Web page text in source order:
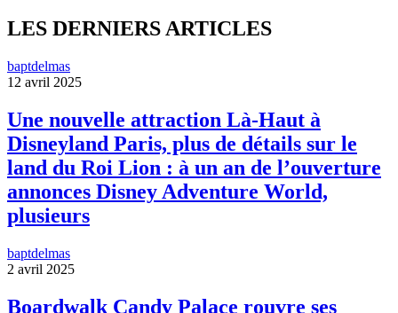
LES DERNIERS ARTICLES
baptdelmas
12 avril 2025
Une nouvelle attraction Là-Haut à
Disneyland Paris, plus de détails sur le
land du Roi Lion : à un an de l’ouverture
annonces Disney Adventure World,
plusieurs
baptdelmas
2 avril 2025
Boardwalk Candy Palace rouvre ses